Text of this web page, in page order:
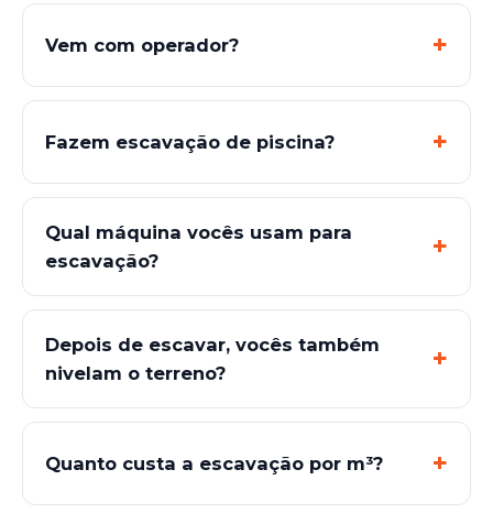
Vem com operador?
Fazem escavação de piscina?
Qual máquina vocês usam para
escavação?
Depois de escavar, vocês também
nivelam o terreno?
Quanto custa a escavação por m³?